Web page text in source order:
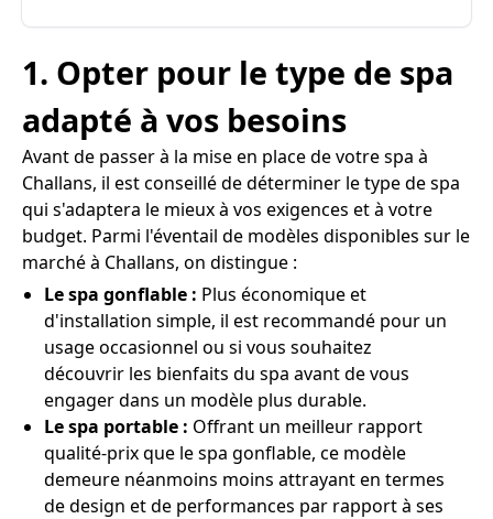
1. Opter pour le type de spa
adapté à vos besoins
Avant de passer à la mise en place de votre spa à
Challans, il est conseillé de déterminer le type de spa
qui s'adaptera le mieux à vos exigences et à votre
budget. Parmi l'éventail de modèles disponibles sur le
marché à Challans, on distingue :
Le spa gonflable : Plus économique et
d'installation simple, il est recommandé pour un
usage occasionnel ou si vous souhaitez
découvrir les bienfaits du spa avant de vous
engager dans un modèle plus durable.
Le spa portable : Offrant un meilleur rapport
qualité-prix que le spa gonflable, ce modèle
demeure néanmoins moins attrayant en termes
de design et de performances par rapport à ses